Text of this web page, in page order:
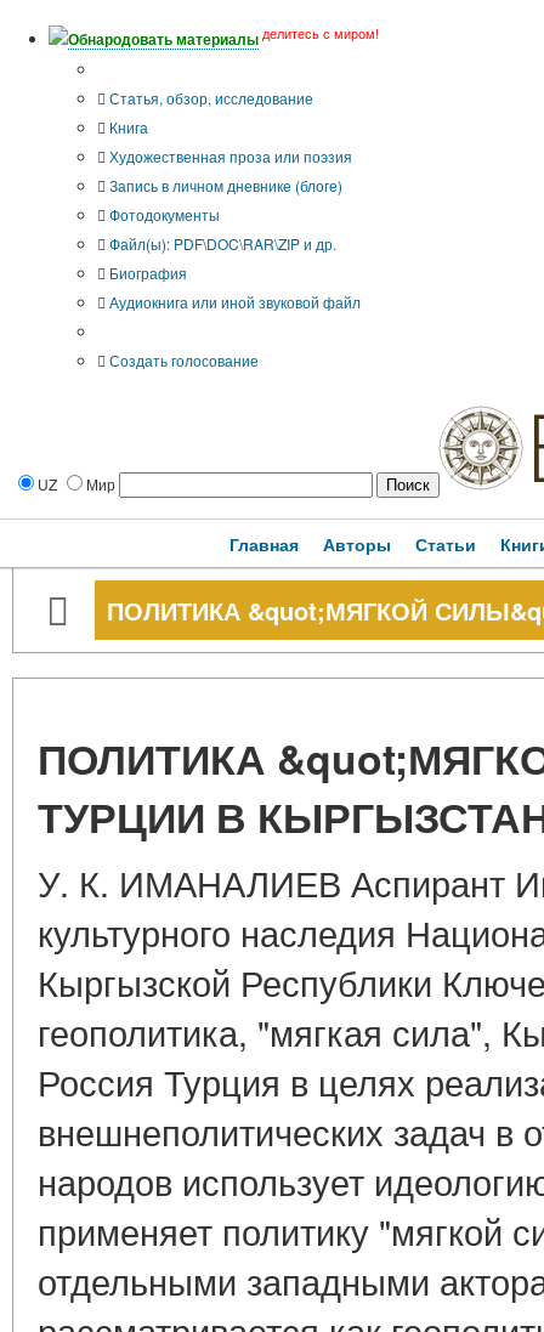
Обнародовать материалы делитесь с миром!
Статья, обзор, исследование
Книга
Художественная проза или поэзия
Запись в личном дневнике (блоге)
Фотодокументы
Файл(ы): PDF\DOC\RAR\ZIP и др.
Биография
Аудиокнига или иной звуковой файл
Создать голосование
UZ Мир
Главная Авторы Статьи
ПОЛИТИКА &quot;МЯГКОЙ
ПОЛИТИКА
ТУРЦИИ В
У. К. ИМАНАЛИЕВ Аспирант
культурного наследия
Кыргызской Республики
геополитика, "мягкая сила",
Россия Турция в целях
внешнеполитических задач в
народов использует
применяет политику "мягкой
отдельными западными